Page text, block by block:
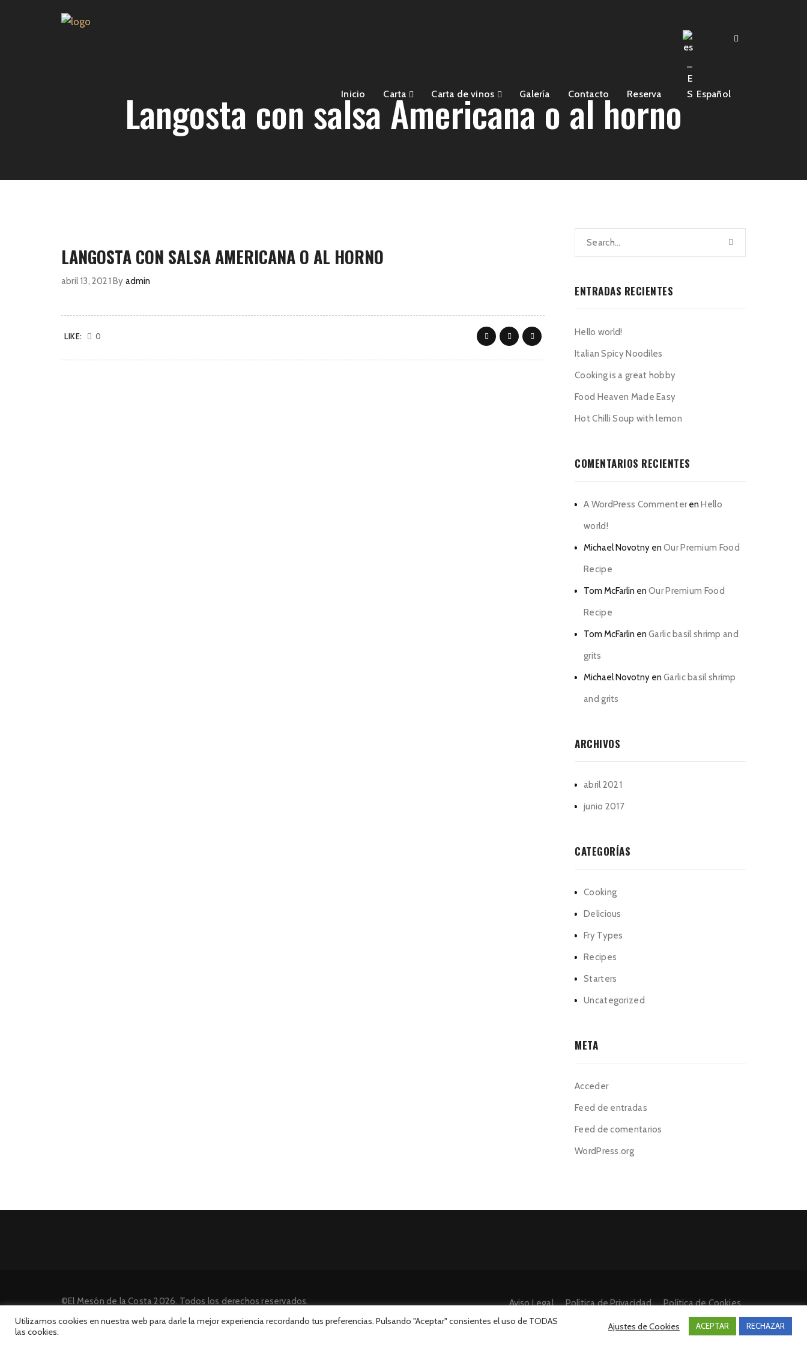
Inicio Carta Carta de vinos Galería Contacto Reserva Español
Langosta con salsa Americana o al horno
LANGOSTA CON SALSA AMERICANA O AL HORNO
abril 13, 2021 By admin
LIKE: 0
ENTRADAS RECIENTES
Hello world!
Italian Spicy Noodiles
Cooking is a great hobby
Food Heaven Made Easy
Hot Chilli Soup with lemon
COMENTARIOS RECIENTES
A WordPress CommenterenHello
world!
Michael Novotny en Our Premium Food
Recipe
Tom McFarlin en Our Premium Food
Recipe
Tom McFarlin en Garlic basil shrimp and
grits
Michael Novotny en Garlic basil shrimp
and grits
ARCHIVOS
abril 2021
junio 2017
CATEGORÍAS
Cooking
Delicious
Fry Types
Recipes
Starters
Uncategorized
META
Acceder
Feed de entradas
Feed de comentarios
WordPress.org
©El Mesón de la Costa 2026. Todos los derechos reservados.
Desarrollado por INFORmedia
Aviso Legal Política de Privacidad
Política de Cookies
Utilizamos cookies en nuestra web para darle la mejor experiencia recordando tus preferencias. Pulsando "Aceptar" consientes el uso de TODAS
las cookies.
Ajustes de Cookies ACEPTAR RECHAZAR